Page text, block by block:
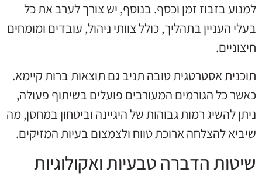
למנוע בזבוז זמן וכסף. בנוסף, יש צורך לערב את כל
בעלי העניין בתהליך, כולל צוותי ניהול, עובדים ומומחים
חיצוניים.
תוכנית אסטרטגית טובה תניב גם תוצאות ברות קיימא.
כאשר כל הגורמים המעורבים פועלים בשיתוף פעולה,
ניתן להשיג רמות גבוהות של היגיינה וביטחון במחסן, מה
שיביא להצלחה ארוכת טווח ולצמצום בעיות המזיקים.
שיטות הדברה טבעיות ואקולוגיות